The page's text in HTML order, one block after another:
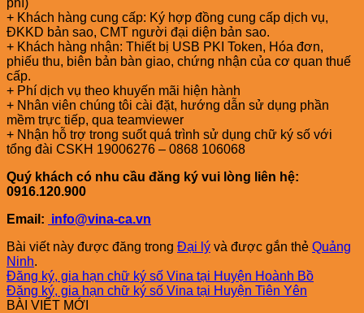
+ Khách hàng cung cấp: Ký hợp đồng cung cấp dịch vụ,
ĐKKD bản sao, CMT người đại diện bản sao.
+ Khách hàng nhận: Thiết bị USB PKI Token, Hóa đơn,
phiếu thu, biên bản bàn giao, chứng nhận của cơ quan thuế
cấp.
+ Phí dịch vụ theo khuyến mãi hiện hành
+ Nhân viên chúng tôi cài đặt, hướng dẫn sử dụng phần
mềm trực tiếp, qua teamviewer
+ Nhận hỗ trợ trong suốt quá trình sử dụng chữ ký số với
tổng đài CSKH 19006276 – 0868 106068
Quý khách có nhu cầu đăng ký vui lòng liên hệ:
0916.120.900
Email: info@vina-ca.vn
Bài viết này được đăng trong Đại lý và được gắn thẻ Quảng
Ninh.
Đăng ký, gia hạn chữ ký số Vina tại Huyện Hoành Bồ
Đăng ký, gia hạn chữ ký số Vina tại Huyện Tiên Yên
BÀI VIẾT MỚI